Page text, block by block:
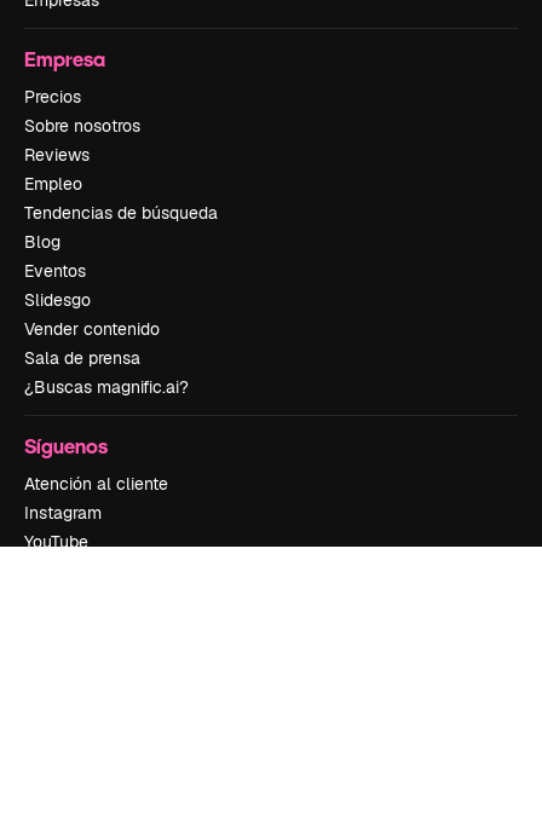
Empresa
Precios
Sobre nosotros
Reviews
Empleo
Tendencias de búsqueda
Blog
Eventos
Slidesgo
Vender contenido
Sala de prensa
¿Buscas magnific.ai?
Síguenos
Atención al cliente
Instagram
YouTube